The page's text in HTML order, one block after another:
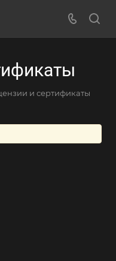
и сертификаты